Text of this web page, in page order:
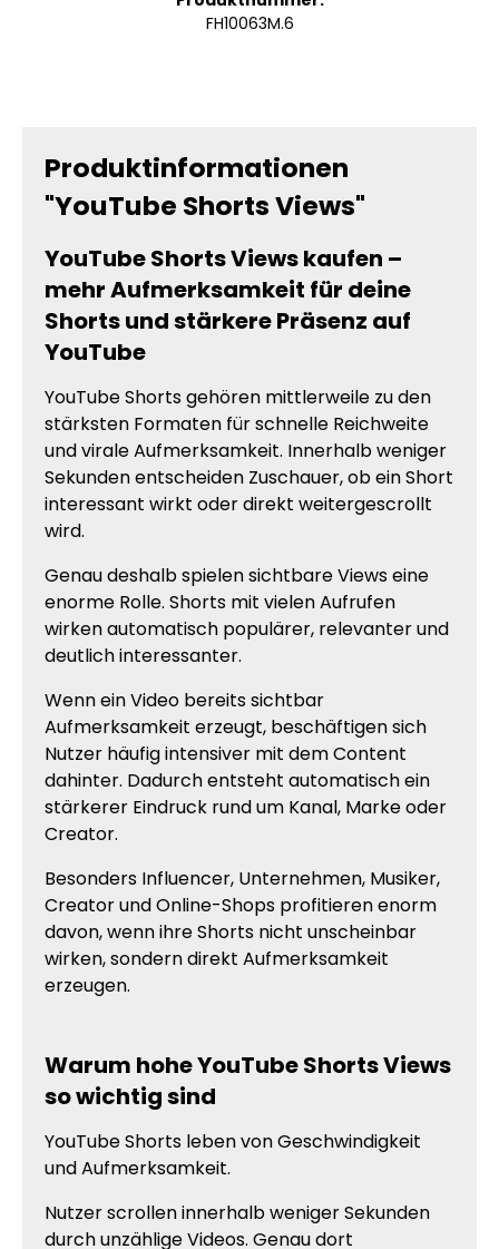
FH10063M.6
Produktinformationen
"YouTube Shorts Views"
YouTube Shorts Views kaufen –
mehr Aufmerksamkeit für deine
Shorts und stärkere Präsenz auf
YouTube
YouTube Shorts gehören mittlerweile zu den
stärksten Formaten für schnelle Reichweite
und virale Aufmerksamkeit. Innerhalb weniger
Sekunden entscheiden Zuschauer, ob ein Short
interessant wirkt oder direkt weitergescrollt
wird.
Genau deshalb spielen sichtbare Views eine
enorme Rolle. Shorts mit vielen Aufrufen
wirken automatisch populärer, relevanter und
deutlich interessanter.
Wenn ein Video bereits sichtbar
Aufmerksamkeit erzeugt, beschäftigen sich
Nutzer häufig intensiver mit dem Content
dahinter. Dadurch entsteht automatisch ein
stärkerer Eindruck rund um Kanal, Marke oder
Creator.
Besonders Influencer, Unternehmen, Musiker,
Creator und Online-Shops profitieren enorm
davon, wenn ihre Shorts nicht unscheinbar
wirken, sondern direkt Aufmerksamkeit
erzeugen.
Warum hohe YouTube Shorts Views
so wichtig sind
YouTube Shorts leben von Geschwindigkeit
und Aufmerksamkeit.
Nutzer scrollen innerhalb weniger Sekunden
durch unzählige Videos. Genau dort